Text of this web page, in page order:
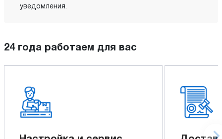
уведомления.
24 года работаем для вас